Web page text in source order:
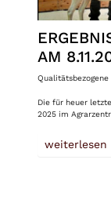
AM
Die für heuer
2025 im
weiterlesen